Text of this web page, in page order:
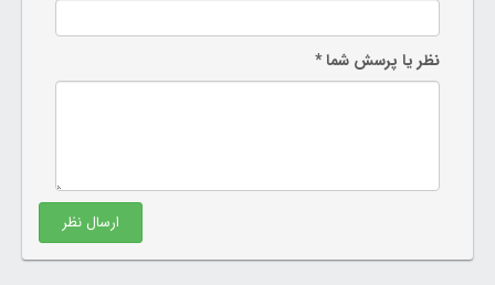
نظر یا پرسش شما *
ارسال نظر